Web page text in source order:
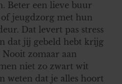
Beter een lieve buur
jeugdzorg met hun
Dat levert pas stress
dat jij gebeld hebt krijg
zomaar aan
niet zo zwart wit
weten dat je alles hoort